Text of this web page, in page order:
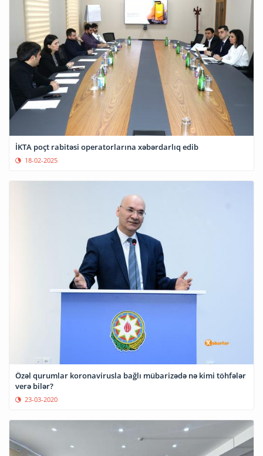
İKTA poçt rabitəsi operatorlarına xəbərdarlıq edib
18-02-2025
Özəl qurumlar koronavirusla bağlı mübarizədə nə kimi töhfələr
verə bilər?
23-03-2020